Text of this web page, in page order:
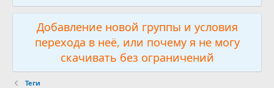
Добавление новой группы и условия
перехода в неё, или почему я не могу
скачивать без ограничений
Теги